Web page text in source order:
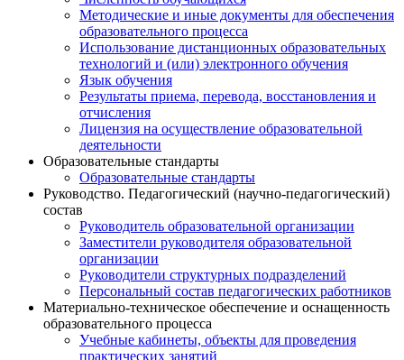
Методические и иные документы для обеспечения
образовательного процесса
Использование дистанционных образовательных
технологий и (или) электронного обучения
Язык обучения
Результаты приема, перевода, восстановления и
отчисления
Лицензия на осуществление образовательной
деятельности
Образовательные стандарты
Образовательные стандарты
Руководство. Педагогический (научно-педагогический)
состав
Руководитель образовательной организации
Заместители руководителя образовательной
организации
Руководители структурных подразделений
Персональный состав педагогических работников
Материально-техническое обеспечение и оснащенность
образовательного процесса
Учебные кабинеты, объекты для проведения
практических занятий